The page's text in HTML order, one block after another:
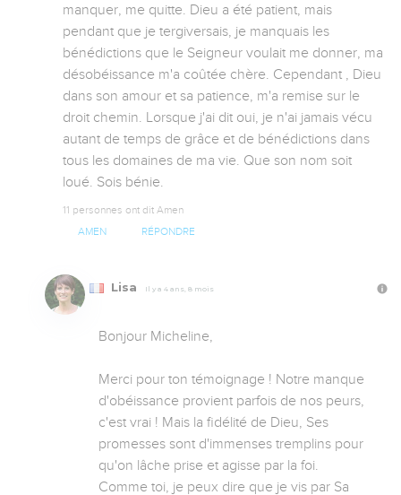
manquer, me quitte. Dieu a été patient, mais
pendant que je tergiversais, je manquais les
bénédictions que le Seigneur voulait me donner, ma
désobéissance m'a coûtée chère. Cependant , Dieu
dans son amour et sa patience, m'a remise sur le
droit chemin. Lorsque j'ai dit oui, je n'ai jamais vécu
autant de temps de grâce et de bénédictions dans
tous les domaines de ma vie. Que son nom soit
loué. Sois bénie.
11 personnes ont dit Amen
AMEN RÉPONDRE
Lisa Il y a 4 ans, 8 mois
Bonjour Micheline,
Merci pour ton témoignage ! Notre manque
d'obéissance provient parfois de nos peurs,
c'est vrai ! Mais la fidélité de Dieu, Ses
promesses sont d'immenses tremplins pour
qu'on lâche prise et agisse par la foi.
Comme toi, je peux dire que je vis par Sa